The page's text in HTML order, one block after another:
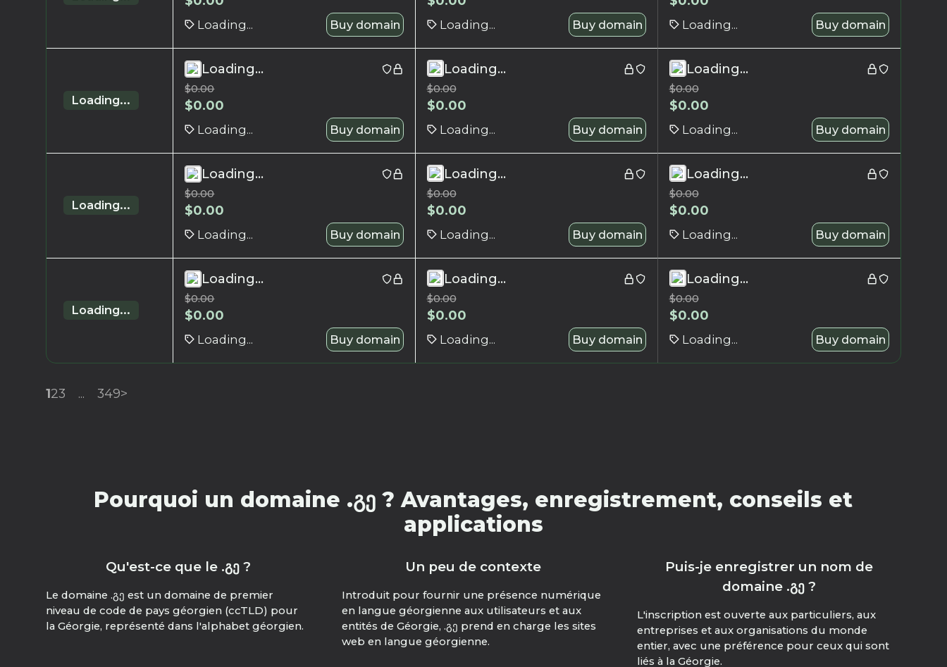
Loading... Buy domain Loading... Buy domain Loading... Buy domain
Loading...
Loading...
$0.00
$0.00
Loading... Buy domain
Loading...
$0.00
$0.00
Loading... Buy domain
Loading...
$0.00
$0.00
Loading... Buy domain
Loading...
Loading...
$0.00
$0.00
Loading... Buy domain
Loading...
$0.00
$0.00
Loading... Buy domain
Loading...
$0.00
$0.00
Loading... Buy domain
Loading...
Loading...
$0.00
$0.00
Loading... Buy domain
Loading...
$0.00
$0.00
Loading... Buy domain
Loading...
$0.00
$0.00
Loading... Buy domain
123 ... 349>
Pourquoi un domaine .გე ? Avantages, enregistrement, conseils et
applications
Qu'est-ce que le .გე ?
Le domaine .გე est un domaine de premier
niveau de code de pays géorgien (ccTLD) pour
la Géorgie, représenté dans l'alphabet géorgien.
Un peu de contexte
Introduit pour fournir une présence numérique
en langue géorgienne aux utilisateurs et aux
entités de Géorgie, .გე prend en charge les sites
web en langue géorgienne.
Puis-je enregistrer un nom de
domaine .გე ?
L'inscription est ouverte aux particuliers, aux
entreprises et aux organisations du monde
entier, avec une préférence pour ceux qui sont
liés à la Géorgie.